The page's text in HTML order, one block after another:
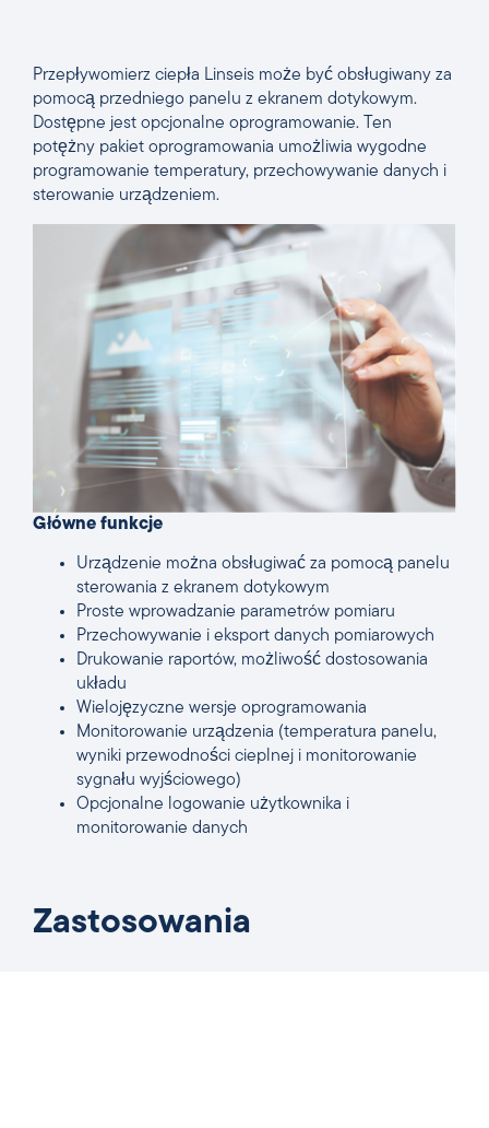
Przepływomierz ciepła Linseis może być obsługiwany za
pomocą przedniego panelu z ekranem dotykowym.
Dostępne jest opcjonalne oprogramowanie. Ten
potężny pakiet oprogramowania umożliwia wygodne
programowanie temperatury, przechowywanie danych i
sterowanie urządzeniem.
Główne funkcje
Urządzenie można obsługiwać za pomocą panelu
sterowania z ekranem dotykowym
Proste wprowadzanie parametrów pomiaru
Przechowywanie i eksport danych pomiarowych
Drukowanie raportów, możliwość dostosowania
układu
Wielojęzyczne wersje oprogramowania
Monitorowanie urządzenia (temperatura panelu,
wyniki przewodności cieplnej i monitorowanie
sygnału wyjściowego)
Opcjonalne logowanie użytkownika i
monitorowanie danych
Zastosowania